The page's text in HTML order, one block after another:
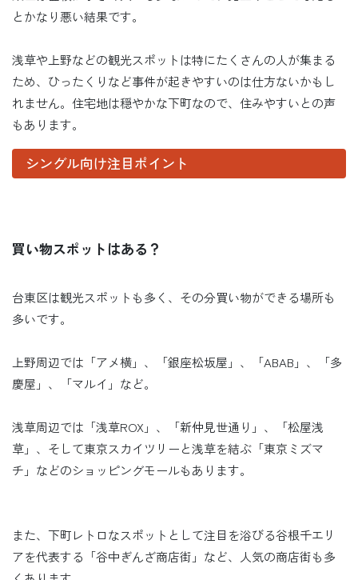
とかなり悪い結果です。
浅草や上野などの観光スポットは特にたくさんの人が集まる
ため、ひったくりなど事件が起きやすいのは仕方ないかもし
れません。住宅地は穏やかな下町なので、住みやすいとの声
もあります。
シングル向け注目ポイント
買い物スポットはある？
台東区は観光スポットも多く、その分買い物ができる場所も
多いです。
上野周辺では「アメ横」、「銀座松坂屋」、「ABAB」、「多
慶屋」、「マルイ」など。
浅草周辺では「浅草ROX」、「新仲見世通り」、「松屋浅
草」、そして東京スカイツリーと浅草を結ぶ「東京ミズマ
チ」などのショッピングモールもあります。
また、下町レトロなスポットとして注目を浴びる谷根千エリ
アを代表する「谷中ぎんざ商店街」など、人気の商店街も多